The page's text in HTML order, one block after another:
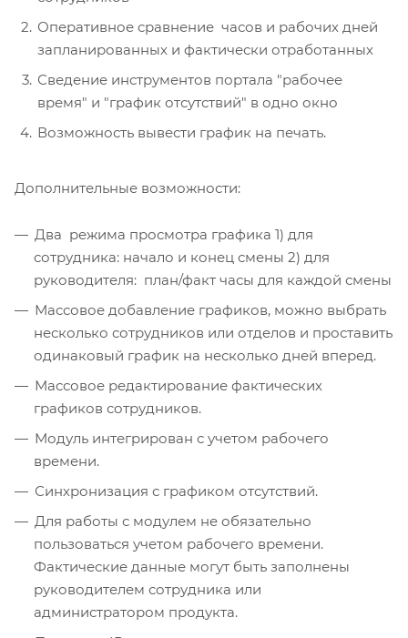
Оперативное сравнение часов и рабочих дней
запланированных и фактически отработанных
Сведение инструментов портала "рабочее
время" и "график отсутствий" в одно окно
Возможность вывести график на печать.
Дополнительные возможности:
Два режима просмотра графика 1) для
сотрудника: начало и конец смены 2) для
руководителя: план/факт часы для каждой смены
Массовое добавление графиков, можно выбрать
несколько сотрудников или отделов и проставить
одинаковый график на несколько дней вперед.
Массовое редактирование фактических
графиков сотрудников.
Модуль интегрирован с учетом рабочего
времени.
Синхронизация с графиком отсутствий.
Для работы с модулем не обязательно
пользоваться учетом рабочего времени.
Фактические данные могут быть заполнены
руководителем сотрудника или
администратором продукта.